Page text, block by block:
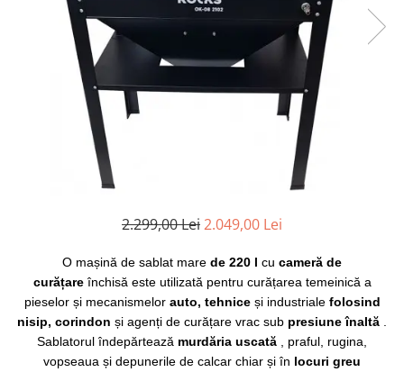
Cricuri cutie viteze
Dispozitive de sablat & accesorii
Dispozitive spalat piese
Dulapuri Bancuri Carucioare
Bancuri de lucru
Carucioare pentru marfa
Cutii pentru scule
Dulapuri echipate
Dulapuri pentru scule
Echipamente De Sudura
Aparate taiere cu plasma
Autogen
Invertoare Sudura
Magneti fixare sudura
2.299,00 Lei2.049,00 Lei
O mașină de sablat mare de 220 l cu cameră de
curățareînchisă este utilizată pentru curățarea temeinică a
pieselor și mecanismelor auto, tehniceși industriale folosind
nisip, corindon și agenți de curățare vrac sub presiune înaltă
Sablatorul îndepărtează murdăria uscată , praful, rugina,
vopseaua și depunerile de calcar chiar și în locuri greu